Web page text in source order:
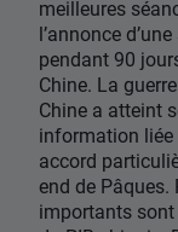
meilleures
l’annonce
pendant 90
Chine. La
Chine a atteint
information liée
accord
end de
importants